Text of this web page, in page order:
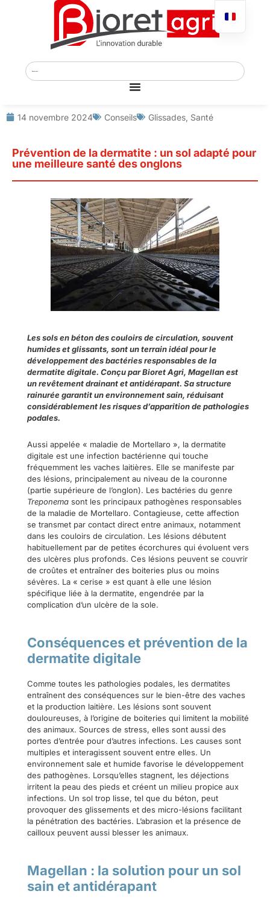
14 novembre 2024 Conseils Glissades Santé
Prévention de la dermatite : un sol adapté pour
une meilleure santé des onglons
Les sols en béton des couloirs de circulation, souvent
humides et glissants, sont un terrain idéal pour le
développement des bactéries responsables de la
dermatite digitale. Conçu par Bioret Agri, Magellan est
un revêtement drainant et antidérapant. Sa structure
rainurée garantit un environnement sain, réduisant
considérablement les risques d’apparition de pathologies
podales.
Aussi appelée « maladie de Mortellaro », la dermatite
digitale est une infection bactérienne qui touche
fréquemment les vaches laitières. Elle se manifeste par
des lésions, principalement au niveau de la couronne
(partie supérieure de l’onglon). Les bactéries du genre
Treponema sont les principaux pathogènes responsables
de la maladie de Mortellaro. Contagieuse, cette affection
se transmet par contact direct entre animaux, notamment
dans les couloirs de circulation. Les lésions débutent
habituellement par de petites écorchures qui évoluent vers
des ulcères plus profonds. Ces lésions peuvent se couvrir
de croûtes et entraîner des boiteries plus ou moins
sévères. La « cerise » est quant à elle une lésion
spécifique liée à la dermatite, engendrée par la
complication d’un ulcère de la sole.
Conséquences et prévention de la
dermatite digitale
Comme toutes les pathologies podales, les dermatites
entraînent des conséquences sur le bien-être des vaches
et la production laitière. Les lésions sont souvent
douloureuses, à l’origine de boiteries qui limitent la mobilité
des animaux. Sources de stress, elles sont aussi des
portes d’entrée pour d’autres infections. Les causes sont
multiples et interagissent souvent entre elles. Un
environnement sale et humide favorise le développement
des pathogènes. Lorsqu’elles stagnent, les déjections
irritent la peau des pieds et créent un milieu propice aux
infections. Un sol trop lisse, tel que du béton, peut
provoquer des glissements et des micro-lésions facilitant
la pénétration des bactéries. L’abrasion et la présence de
cailloux peuvent aussi blesser les animaux.
Magellan : la solution pour un sol
sain et antidérapant